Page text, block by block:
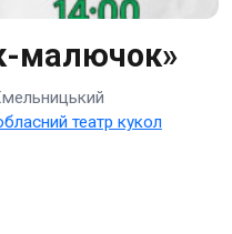
малючок»
театр кукол